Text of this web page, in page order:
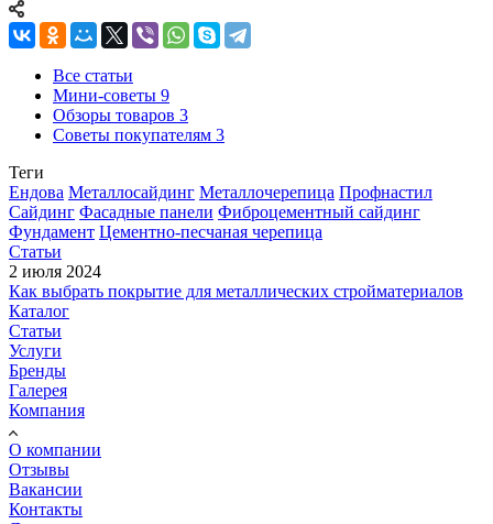
Все статьи
Мини-советы 9
Обзоры товаров 3
Советы покупателям 3
Теги
Ендова Металлосайдинг Металлочерепица Профнастил
Сайдинг Фасадные панели Фиброцементный сайдинг
Фундамент Цементно-песчаная черепица
Статьи
2 июля 2024
Как выбрать покрытие для металлических стройматериалов
Каталог
Статьи
Услуги
Бренды
Галерея
Компания
О компании
Отзывы
Вакансии
Контакты